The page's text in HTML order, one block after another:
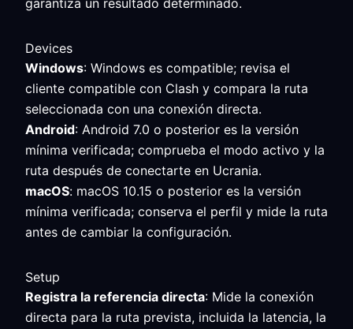
garantiza un resultado determinado.
Devices
Windows: Windows es compatible; revisa el
cliente compatible con Clash y compara la ruta
seleccionada con una conexión directa.
Android: Android 7.0 o posterior es la versión
mínima verificada; comprueba el modo activo y la
ruta después de conectarte en Ucrania.
macOS: macOS 10.15 o posterior es la versión
mínima verificada; conserva el perfil y mide la ruta
antes de cambiar la configuración.
Setup
Registra la referencia directa: Mide la conexión
directa para la ruta prevista, incluida la latencia, la